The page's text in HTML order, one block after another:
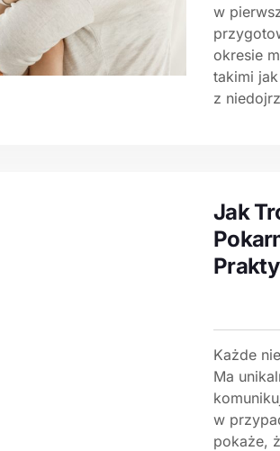
w
okresie
takimi
z
Jak
Każde
Ma
w
pokaże,